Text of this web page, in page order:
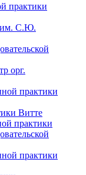
практики
им. С.Ю.
орг.
практики
Витте
практики
практики